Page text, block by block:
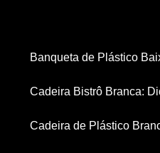
Banqueta de Plástico
Cadeira Bistrô Branca:
Cadeira de Plástico